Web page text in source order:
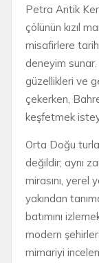
Petra Antik
çölünün kızıl
misafirlere
deneyim sunar.
güzellikleri ve
çekerken,
keşfetmek
Orta Doğu
değildir; aynı
mirasını, yerel
yakından
batımını
modern
mimariyi